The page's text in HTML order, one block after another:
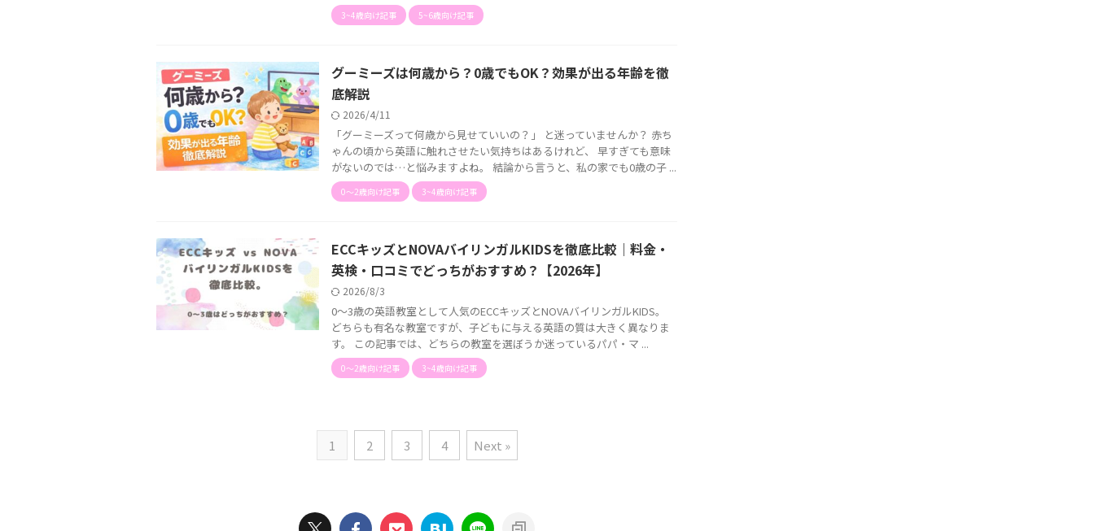
3~4歳向け記事 5~6歳向け記事
グーミーズは何歳から？0歳でもOK？効果が出る年齢を徹
底解説
2026/4/11
「グーミーズって何歳から見せていいの？」 と迷っていませんか？ 赤ち
ゃんの頃から英語に触れさせたい気持ちはあるけれど、 早すぎても意味
がないのでは…と悩みますよね。 結論から言うと、私の家でも0歳の子 ...
0〜2歳向け記事 3~4歳向け記事
ECCキッズとNOVAバイリンガルKIDSを徹底比較｜料金・
英検・口コミでどっちがおすすめ？【2026年】
2026/8/3
0〜3歳の英語教室として人気のECCキッズとNOVAバイリンガルKIDS。
どちらも有名な教室ですが、子どもに与える英語の質は大きく異なりま
す。 この記事では、どちらの教室を選ぼうか迷っているパパ・マ ...
0〜2歳向け記事 3~4歳向け記事
1 2 3 4 Next »